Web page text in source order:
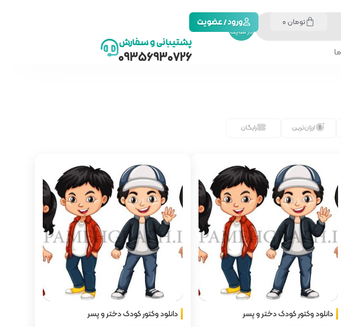
جستجو
در سایت
تومان ورود / عضویت
پشتیبانی و سفارش
09356930726
ارزان‌ترین رایگان
دانلود وکتور کودک دختر و پسر
دانلود وکتور کودک دختر و پسر